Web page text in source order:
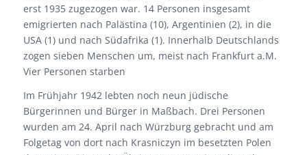
erst 1935 zugezogen war. 14 Personen insgesamt
emigrierten nach Palästina (10), Argentinien (2), in die
USA (1) und nach Südafrika (1). Innerhalb Deutschlands
zogen sieben Menschen um, meist nach Frankfurt a.M.
Vier Personen starben
Im Frühjahr 1942 lebten noch neun jüdische
Bürgerinnen und Bürger in Maßbach. Drei Personen
wurden am 24. April nach Würzburg gebracht und am
Folgetag von dort nach Krasniczyn im besetzten Polen